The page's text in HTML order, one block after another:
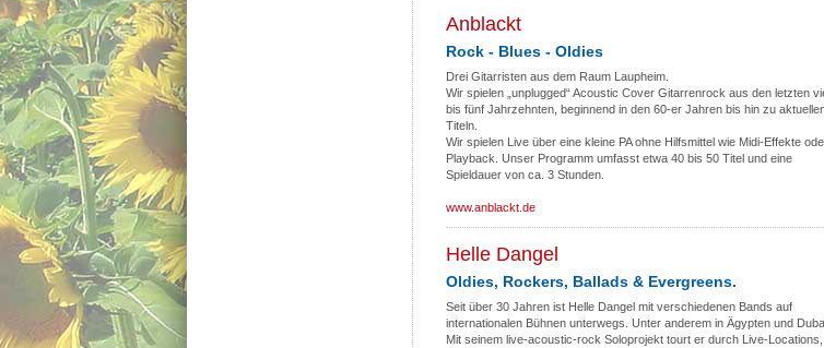
Anblackt
Rock - Blues - Oldies
Drei Gitarristen aus dem Raum Laupheim.
Wir spielen „unplugged“ Acoustic Cover Gitarrenrock aus den letzten
bis fünf Jahrzehnten, beginnend in den 60-er Jahren bis hin zu
Titeln.
Wir spielen Live über eine kleine PA ohne Hilfsmittel wie Midi-Effekte
Playback. Unser Programm umfasst etwa 40 bis 50 Titel und eine
Spieldauer von ca. 3 Stunden.
www.anblackt.de
Helle Dangel
Oldies, Rockers, Ballads & Evergreens.
Seit über 30 Jahren ist Helle Dangel mit verschiedenen Bands auf
internationalen Bühnen unterwegs. Unter anderem in Ägypten und
Mit seinem live-acoustic-rock Soloprojekt tourt er durch Live-Locations,